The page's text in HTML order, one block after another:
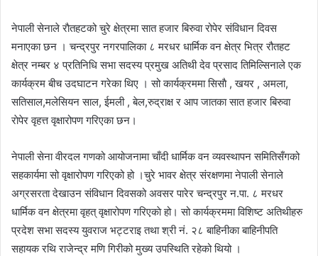
नेपाली सेनाले राैतहटको चुरे क्षेत्रमा सात हजार बिरुवा रोपेर संविधान दिवस
मनाएका छन । चन्द्रपुर नगरपालिका ८ मरधर धार्मिक वन क्षेत्र भित्र रौतहट
क्षेत्र नम्बर ४ प्रतिनिधि सभा सदस्य प्रमुख अतिथी देव प्रसाद तिमिल्सिनाले एक
कार्यक्रम बीच उदघाटन गरेका थिए । सो कार्यक्रममा सिसाै , खयर , अमला,
सतिसाल,मलेसियन साल, ईमली , बेल,रुद्राक्ष र आप जातका सात हजार बिरुवा
राेपेर वृहत्त वृक्षारोपण गरिएका छन।
नेपाली सेना वीरदल गणको आयोजनामा चाँदी धार्मिक वन व्यवस्थापन समितिसँगको
सहकार्यमा सो वृक्षारोपण गरिएको हो ।चुरे भावर क्षेत्र संरक्षणमा नेपाली सेनाले
अग्रसरता देखाउन संविधान दिवसको अवसर पारेर चन्द्रपुर न.पा. ८ मरधर
धार्मिक वन क्षेत्रमा वृहत् वृक्षारोपण गरिएकाे हो। सो कार्यक्रममा विशिष्ट अतिथीहरु
प्रदेश सभा सदस्य युवराज भट्टराइ तथा श्री नं. २८ बाहिनीका बाहिनीपति
सहायक रथि राजेन्द्र मणि गिरीको मुख्य उपस्थिति रहेको थियो ।